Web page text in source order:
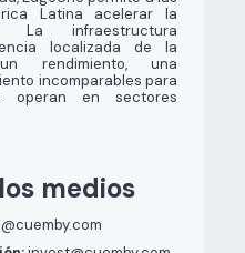
Latina acelerar la
La infraestructura
localizada de la
rendimiento, una
incomparables para
operan en sectores
medios